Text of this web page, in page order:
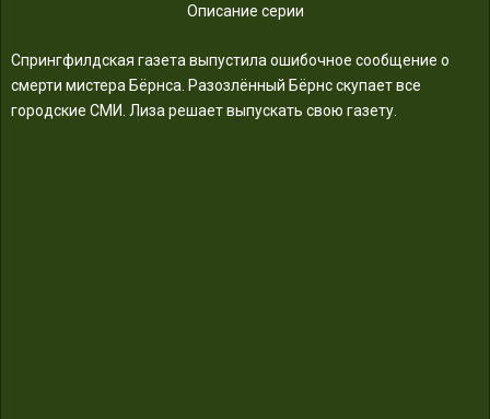
Описание серии
Спрингфилдская газета выпустила ошибочное сообщение о
смерти мистера Бёрнса. Разозлённый Бёрнс скупает все
городские СМИ. Лиза решает выпускать свою газету.